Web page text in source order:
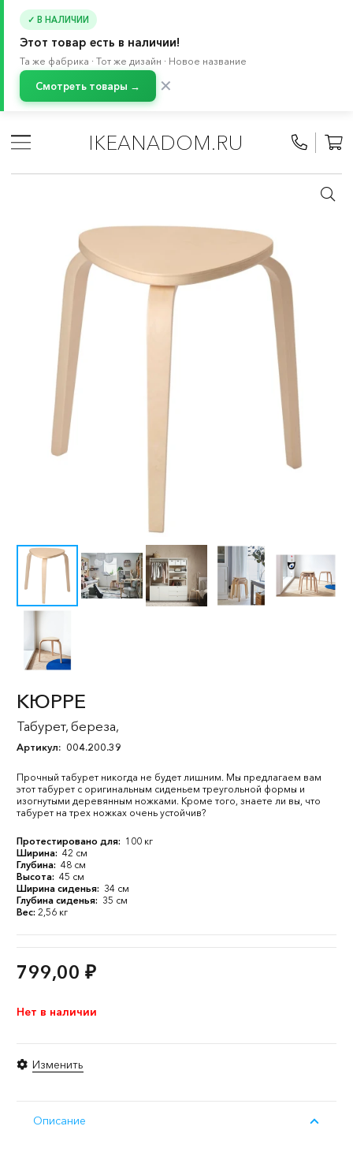
✓ В НАЛИЧИИ
Этот товар есть в наличии!
Та же фабрика · Тот же дизайн · Новое название
Смотреть товары → ✕
IKEANADOM.RU
Табуреты и скамьи / Табуреты
КЮРРЕ
Табурет, береза,
Артикул: 004.200.39
Прочный табурет никогда не будет лишним. Мы предлагаем вам
этот табурет с оригинальным сиденьем треугольной формы и
изогнутыми деревянным ножками. Кроме того, знаете ли вы, что
табурет на трех ножках очень устойчив?
Протестировано для: 100 кг
Ширина: 42 см
Глубина: 48 см
Высота: 45 см
Ширина сиденья: 34 см
Глубина сиденья: 35 см
Вес: 2,56 кг
799,00 ₽
Нет в наличии
Изменить
Описание